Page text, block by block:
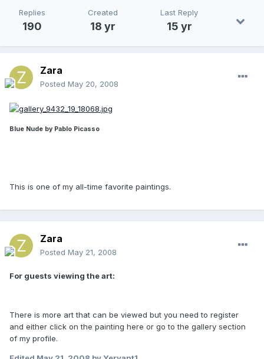
Replies
190
Created
18 yr
Last Reply
15 yr
Zara
Posted May 20, 2008
Blue Nude by Pablo Picasso
This is one of my all-time favorite paintings.
Zara
Posted May 21, 2008
For guests viewing the art:
There is more art that can be viewed but you need to register
and either click on the painting here or go to the gallery section
of my profile.